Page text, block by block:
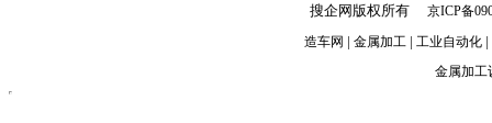
搜企网版权所有 京ICP备
造车网 | 金属加工 | 工业自动化 |
金属加工